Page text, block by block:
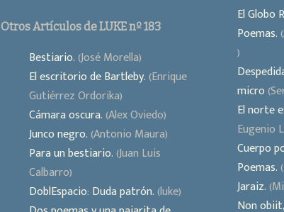
Otros Artículos de LUKE nº 183
Bestiario.(José Morella)
El escritorio de Bartleby.(Enrique
Gutiérrez Ordorika)
Cámara oscura.(Alex Oviedo)
Junco negro.(Antonio Maura)
Para un bestiario.(Juan Luis
Calbarro)
DoblEspacio: Duda patrón.(luke)
El Globo
Poemas.
)
micro
El norte
Eugenio
Cuerpo
Poemas.
Jaraiz.
Non